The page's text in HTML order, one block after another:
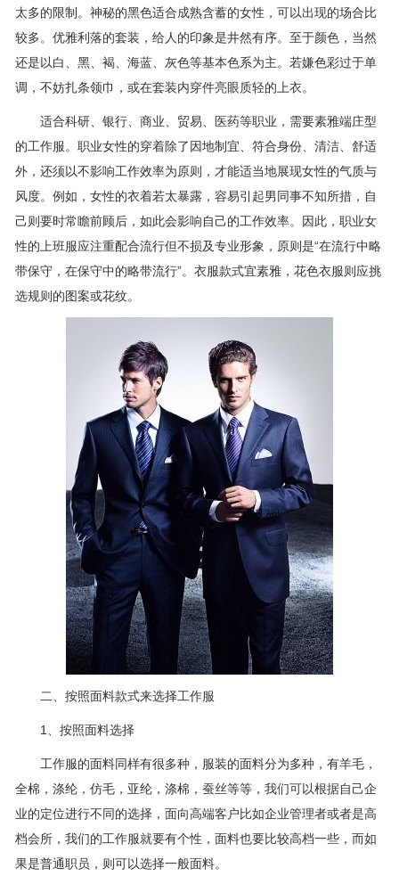
太多的限制。神秘的黑色适合成熟含蓄的女性，可以出现的场合比
较多。优雅利落的套装，给人的印象是井然有序。至于颜色，当然
还是以白、黑、褐、海蓝、灰色等基本色系为主。若嫌色彩过于单
调，不妨扎条领巾，或在套装内穿件亮眼质轻的上衣。
适合科研、银行、商业、贸易、医药等职业，需要素雅端庄型
的工作服。职业女性的穿着除了因地制宜、符合身份、清洁、舒适
外，还须以不影响工作效率为原则，才能适当地展现女性的气质与
风度。例如，女性的衣着若太暴露，容易引起男同事不知所措，自
己则要时常瞻前顾后，如此会影响自己的工作效率。因此，职业女
性的上班服应注重配合流行但不损及专业形象，原则是“在流行中略
带保守，在保守中的略带流行”。衣服款式宜素雅，花色衣服则应挑
选规则的图案或花纹。
二、按照面料款式来选择工作服
1、按照面料选择
工作服的面料同样有很多种，服装的面料分为多种，有羊毛，
全棉，涤纶，仿毛，亚纶，涤棉，蚕丝等等，我们可以根据自己企
业的定位进行不同的选择，面向高端客户比如企业管理者或者是高
档会所，我们的工作服就要有个性，面料也要比较高档一些，而如
果是普通职员，则可以选择一般面料。